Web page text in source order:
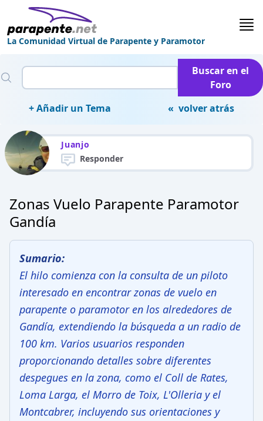
La Comunidad Virtual de Parapente y Paramotor
Buscar en el
Foro
+ Añadir un Tema
« volver atrás
Juanjo
Responder
Zonas Vuelo Parapente Paramotor
Gandía
Sumario:
El hilo comienza con la consulta de un piloto
interesado en encontrar zonas de vuelo en
parapente o paramotor en los alrededores de
Gandía, extendiendo la búsqueda a un radio de
100 km. Varios usuarios responden
proporcionando detalles sobre diferentes
despegues en la zona, como el Coll de Rates,
Loma Larga, el Morro de Toix, L'Olleria y el
Montcabrer, incluyendo sus orientaciones y